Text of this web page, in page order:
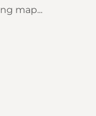
map...